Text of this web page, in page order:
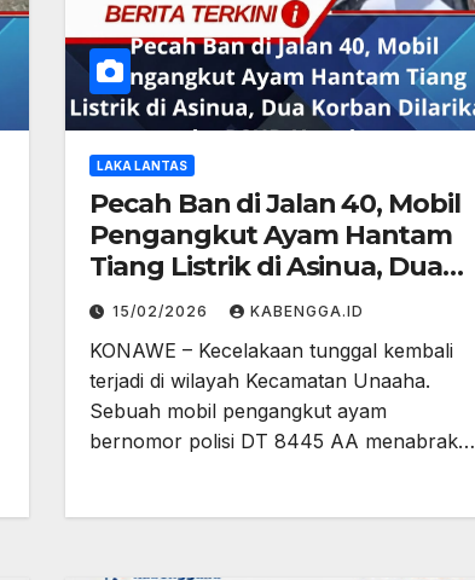
LAKA LANTAS
Pecah Ban di Jalan 40, Mobil
Pengangkut Ayam Hantam
Tiang Listrik di Asinua, Dua
Korban Dilarikan ke RSUD
Unaaha
15/02/2026 KABENGGA.ID
KONAWE – Kecelakaan tunggal kembali
terjadi di wilayah Kecamatan Unaaha.
Sebuah mobil pengangkut ayam
bernomor polisi DT 8445 AA menabrak…